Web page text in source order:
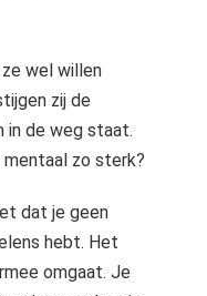
wel willen
zij de
in de weg staat.
mentaal zo sterk?
dat je geen
hebt. Het
omgaat. Je